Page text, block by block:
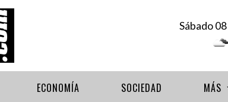
Sábado
ECONOMÍA SOCIEDAD MÁS